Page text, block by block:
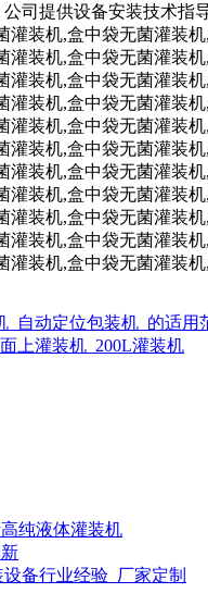
司提供设备安装技术指
_自动定位 包装机 _的适用
上 灌装机 _ 200L 灌装机
纯液体灌装机
备行业经验_厂家定制